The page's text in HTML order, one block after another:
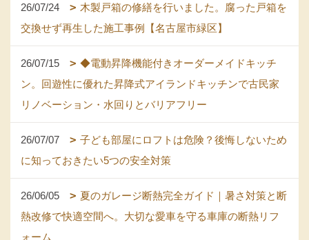
26/07/24
木製戸箱の修繕を行いました。腐った戸箱を
交換せず再生した施工事例【名古屋市緑区】
26/07/15
◆電動昇降機能付きオーダーメイドキッチ
ン。回遊性に優れた昇降式アイランドキッチンで古民家
リノベーション・水回りとバリアフリー
26/07/07
子ども部屋にロフトは危険？後悔しないため
に知っておきたい5つの安全対策
26/06/05
夏のガレージ断熱完全ガイド｜暑さ対策と断
熱改修で快適空間へ。大切な愛車を守る車庫の断熱リフ
ォーム